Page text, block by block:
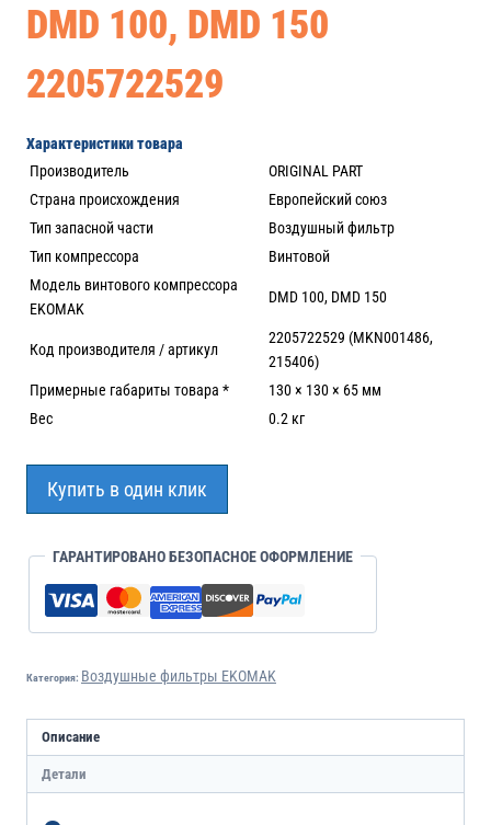
DMD 100, DMD 150
2205722529
Характеристики товара
Производитель
ORIGINAL PART
Страна происхождения
Европейский союз
Тип запасной части
Воздушный фильтр
Тип компрессора
Винтовой
Модель винтового компрессора
EKOMAK
DMD 100, DMD 150
Код производителя / артикул
2205722529 (MKN001486,
215406)
Примерные габариты товара *
130 × 130 × 65 мм
Вес
0.2 кг
Купить в один клик
ГАРАНТИРОВАНО БЕЗОПАСНОЕ ОФОРМЛЕНИЕ
Категория: Воздушные фильтры EKOMAK
Описание
Детали